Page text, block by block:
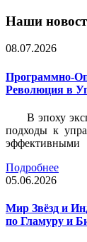
Наши
08.07.2026
Программно-
Революция в
В эпоху
подходы к
эффективными
Подробнее
05.06.2026
Мир Звёзд и
по Гламуру и